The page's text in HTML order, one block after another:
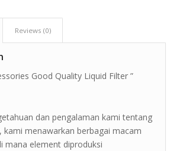
Reviews (0)
Good Quality Liquid Filter ”
dan pengalaman kami tentang
kami menawarkan berbagai macam
mana element diproduksi